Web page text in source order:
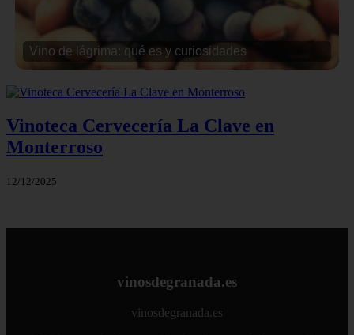
Vino de lágrima: qué es y curiosidades
Vinoteca Cervecería La Clave en
Monterroso
12/12/2025
vinosdegranada.es
vinosdegranada.es